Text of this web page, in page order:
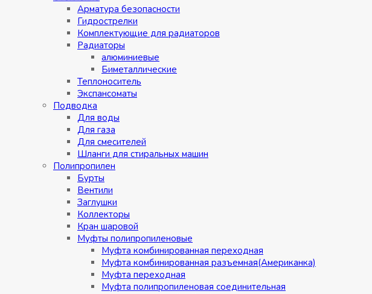
Арматура безопасности
Гидрострелки
Комплектующие для радиаторов
Радиаторы
алюминиевые
Биметаллические
Теплоноситель
Экспансоматы
Подводка
Для воды
Для газа
Для смесителей
Шланги для стиральных машин
Полипропилен
Бурты
Вентили
Заглушки
Коллекторы
Кран шаровой
Муфты полипропиленовые
Муфта комбинированная переходная
Муфта комбинированная разъемная(Американка)
Муфта переходная
Муфта полипропиленовая соединительная